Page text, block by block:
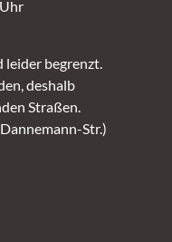
leider begrenzt.
deshalb
Straßen.
Str.)